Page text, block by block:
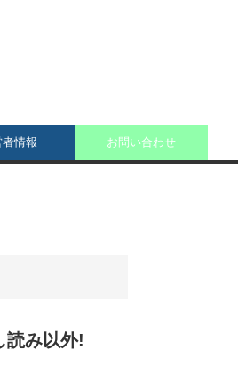
情報 お問い合わせ
読み以外!